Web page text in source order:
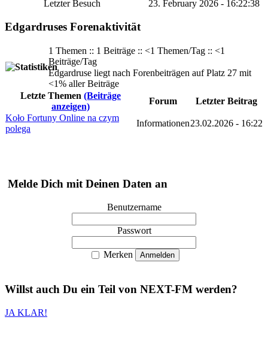
Letzter Besuch
23. February 2026 - 16:22:38
Edgardruses Forenaktivität
1 Themen :: 1 Beiträge :: <1 Themen/Tag :: <1
Beiträge/Tag
Edgardruse liegt nach Forenbeiträgen auf Platz 27 mit
<1% aller Beiträge
Letzte Themen (Beiträge
anzeigen)
Forum
Letzter Beitrag
Koło Fortuny Online na czym
polega
Informationen23.02.2026 - 16:22
Melde Dich mit Deinen Daten an
Benutzername
Passwort
Merken
Willst auch Du ein Teil von NEXT-FM werden?
JA KLAR!